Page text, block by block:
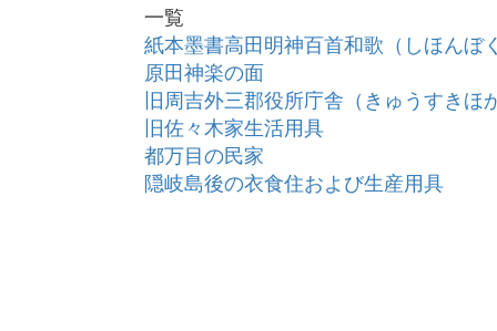
一覧
紙本墨書高田明神百首和歌（しほんぼ
原田神楽の面
旧周吉外三郡役所庁舎（きゅうすきほ
旧佐々木家生活用具
都万目の民家
隠岐島後の衣食住および生産用具